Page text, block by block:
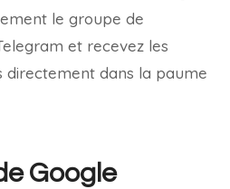
le groupe de
et recevez les
directement dans la paume
Google